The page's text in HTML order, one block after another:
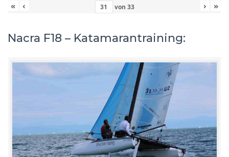
« ‹ von 33 › »
Nacra F18 – Katamarantraining: